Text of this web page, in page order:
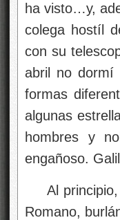
ha visto…y,
colega hostíl
con su
abril no dormí
formas
algunas
hombres y
engañoso.
Al
Romano,